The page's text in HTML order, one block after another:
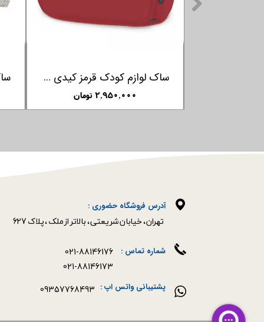
چراغ LED کالسکه کودک آدامکس ADAMEX
۶۸۰,۰۰۰ تومان
021-88146176
آدرس فروشگاه حضوری :
​​​​​​​تهران ، خیابان شریعتی ، بالاتر از ملک ، پلاک 627​​​​​​​
09357768493
شماره تماس :
پشتیبانی واتس اپ :